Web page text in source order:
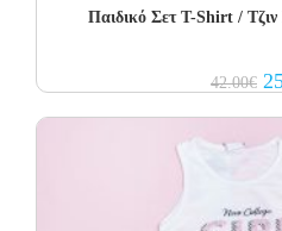
Παιδικό Σετ Τ-Shirt /
42.00€